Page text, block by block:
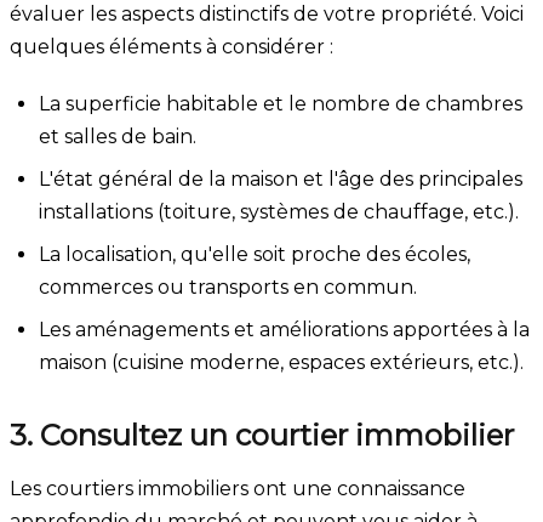
évaluer les aspects distinctifs de votre propriété. Voici
quelques éléments à considérer :
La superficie habitable et le nombre de chambres
et salles de bain.
L'état général de la maison et l'âge des principales
installations (toiture, systèmes de chauffage, etc.).
La localisation, qu'elle soit proche des écoles,
commerces ou transports en commun.
Les aménagements et améliorations apportées à la
maison (cuisine moderne, espaces extérieurs, etc.).
3. Consultez un courtier immobilier
Les courtiers immobiliers ont une connaissance